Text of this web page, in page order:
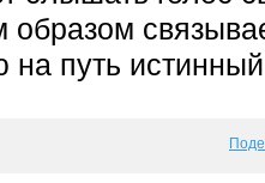
образом
на путь